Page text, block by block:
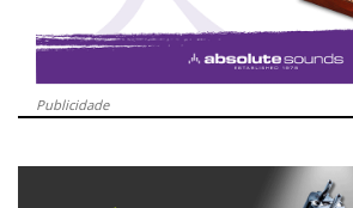
Publicidade